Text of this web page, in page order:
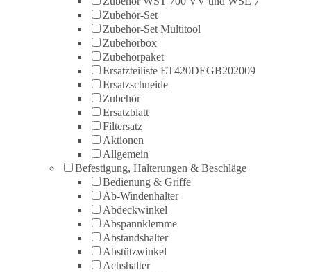
Zubehör-Set
Zubehör-Set Multitool
Zubehörbox
Zubehörpaket
Ersatzteiliste ET420DEGB202009
Ersatzschneide
Zubehör
Ersatzblatt
Filtersatz
Aktionen
Allgemein
Befestigung, Halterungen & Beschläge
Bedienung & Griffe
Ab-Windenhalter
Abdeckwinkel
Abspannklemme
Abstandshalter
Abstützwinkel
Achshalter